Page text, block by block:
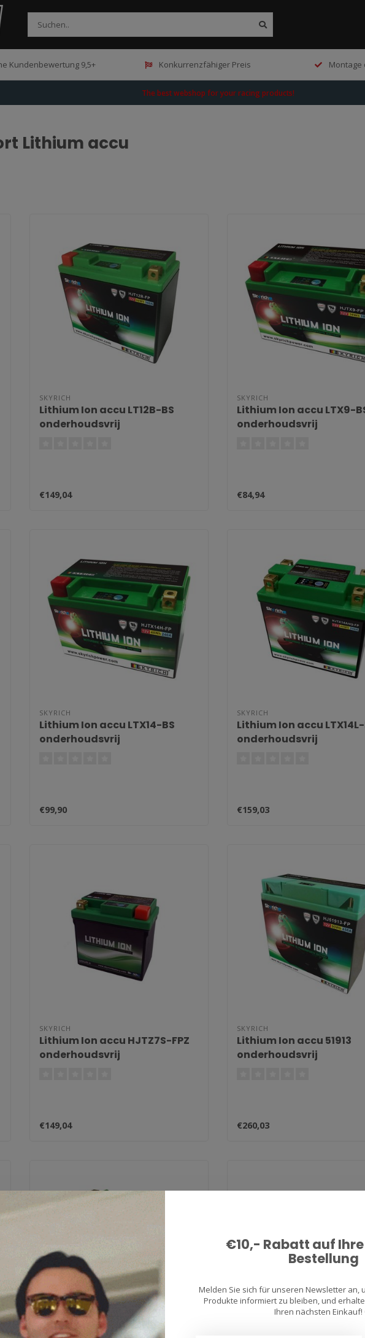
Kundenbewertung 9,5+ Konkurrenzfähiger Preis Montage
The best webshop for your racing products!
Lithium accu
SKYRICH
Lithium Ion accu LT12B-BS
onderhoudsvrij
€149,04
SKYRICH
Lithium Ion accu LTX9-
onderhoudsvrij
€84,94
SKYRICH
Lithium Ion accu LTX14-BS
onderhoudsvrij
€99,90
SKYRICH
Lithium Ion accu LTX14L-
onderhoudsvrij
€159,03
SKYRICH
Lithium Ion accu HJTZ7S-FPZ
onderhoudsvrij
€149,04
SKYRICH
Lithium Ion accu 51913
onderhoudsvrij
€260,03
€10,- Rabatt auf
Bestellung
Melden Sie sich für unseren Newsletter an,
Produkte informiert zu bleiben, und
Ihren nächsten Einkauf!